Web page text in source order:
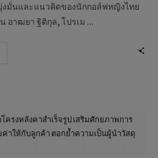
งมั่นและแนวคิดของนักกอล์ฟหญิงไทย
อาฒยา ฐิติกุล, โปรเม ...